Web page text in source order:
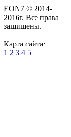
EON7 © 2014-
2016г. Все права
защищены.
Карта сайта:
1 2 3 4 5